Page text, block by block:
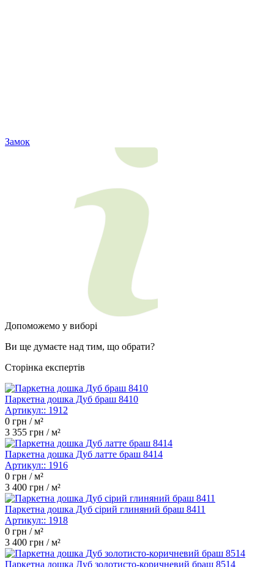
Замок
Допоможемо у виборі
Ви ще думаєте над тим, що обрати?
Сторінка експертів
Паркетна дошка Дуб браш 8410
Артикул:: 1912
0 грн / м²
3 355 грн / м²
Паркетна дошка Дуб латте браш 8414
Артикул:: 1916
0 грн / м²
3 400 грн / м²
Паркетна дошка Дуб сірий глиняний браш 8411
Артикул:: 1918
0 грн / м²
3 400 грн / м²
Паркетна дошка Дуб золотисто-коричневий браш 8514